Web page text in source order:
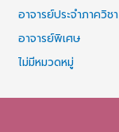
อาจารย์ประจำภาควิชา
อาจารย์พิเศษ
ไม่มีหมวดหมู่